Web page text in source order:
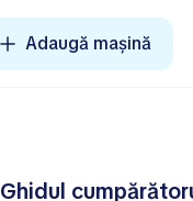
Adaugă mașină
Ghidul